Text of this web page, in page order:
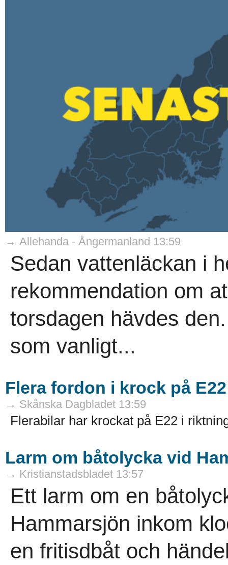
→ Allehanda - Ångermanland 13:59
Sedan vattenläckan i
rekommendation om
torsdagen hävdes
som vanligt...
Flera fordon i krock på E22
→ Skånska Dagbladet 13:59
Flerabilar har krockat på E22 i
Larm om båtolycka vid
→ Kristianstadsbladet 13:57
Ett larm om en
Hammarsjön inkom
en fritisdbåt och